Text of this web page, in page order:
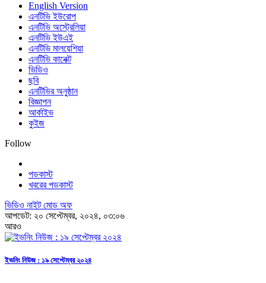
English Version
এনটিভি ইউরোপ
এনটিভি অস্ট্রেলিয়া
এনটিভি ইউএই
এনটিভি মালয়েশিয়া
এনটিভি কানেক্ট
ভিডিও
ছবি
এনটিভির অনুষ্ঠান
বিজ্ঞাপন
আর্কাইভ
কুইজ
Follow
পডকাস্ট
খবরের পডকাস্ট
ভিডিও নাইট মোড অফ
আপডেট: ২০ সেপ্টেম্বর, ২০২৪, ০৩:০৬
আরও
ইভনিং নিউজ : ১৯ সেপ্টেম্বর ২০২৪